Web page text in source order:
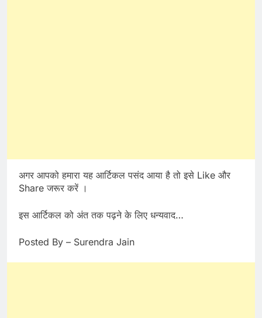
अगर आपको हमारा यह आर्टिकल पसंद आया है तो इसे Like और
Share जरूर करें ।
इस आर्टिकल को अंत तक पढ़ने के लिए धन्यवाद…
Posted By – Surendra Jain